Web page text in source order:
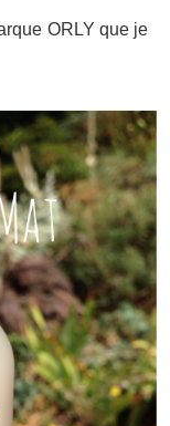
ORLY que je